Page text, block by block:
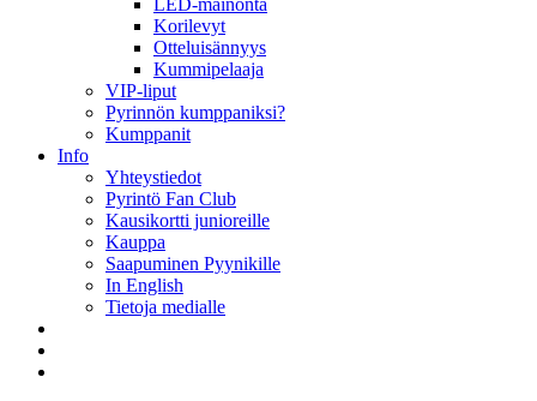
LED-mainonta
Korilevyt
Otteluisännyys
Kummipelaaja
VIP-liput
Pyrinnön kumppaniksi?
Kumppanit
Info
Yhteystiedot
Pyrintö Fan Club
Kausikortti junioreille
Kauppa
Saapuminen Pyynikille
In English
Tietoja medialle